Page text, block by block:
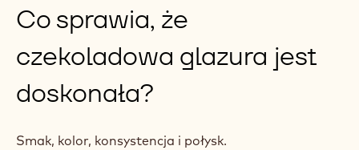
Co sprawia, że
czekoladowa glazura jest
doskonała?
Smak, kolor, konsystencja i połysk.